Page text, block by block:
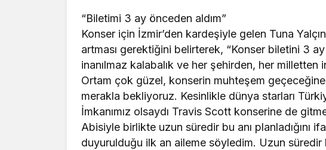
“Biletimi 3 ay önceden aldım”
Konser için İzmir’den kardeşiyle gelen Tuna
artması gerektiğini belirterek, “Konser biletini 3
inanılmaz kalabalık ve her şehirden, her milletten
Ortam çok güzel, konserin muhteşem
merakla bekliyoruz. Kesinlikle dünya starları
İmkanımız olsaydı Travis Scott konserine de
Abisiyle birlikte uzun süredir bu anı planladığını
duyurulduğu ilk an aileme söyledim. Uzun